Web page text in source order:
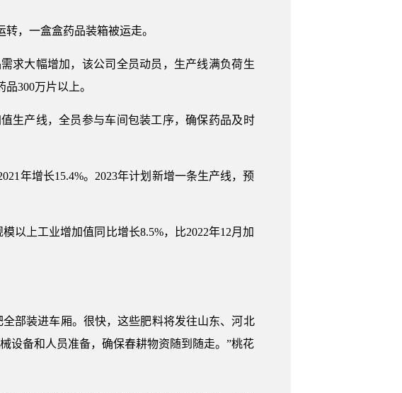
，一盒盒药品装箱被运走。
大幅增加，该公司全员动员，生产线满负荷生
300万片以上。
产线，全员参与车间包装工序，确保药品及时
年增长15.4%。2023年计划新增一条生产线，预
上工业增加值同比增长8.5%，比2022年12月加
部装进车厢。很快，这些肥料将发往山东、河北
设备和人员准备，确保春耕物资随到随走。”桃花